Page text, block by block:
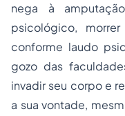
nega à
psicológico,
conforme laudo
gozo das
invadir seu corpo e
a sua vontade,